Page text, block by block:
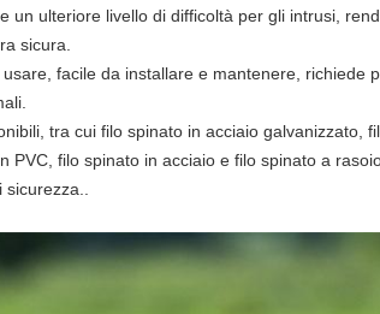
un ulteriore livello di difficoltà per gli intrusi,
sicura.
facile da installare e mantenere, richiede
tra cui filo spinato in acciaio galvanizzato,
PVC, filo spinato in acciaio e filo spinato a